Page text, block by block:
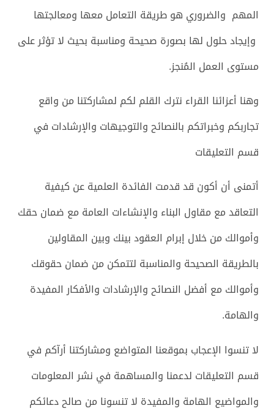
المهم والضروري هو طريقة التعامل معها ومعالجتها
وإيجاد حلول لها بصورة صحيحة ومناسبة بحيث لا تؤثر على
مستوى العمل المُنجز.
وهنا أعزائنا القراء نترك القلم لكم لمشاركتنا من واقع
تجاربكم وخبراتكم بالنصائح والتوجيهات والإرشادات في
قسم التعليقات
أتمنى أن أكون قد قدمت الفائدة العلمية عن كيفية
التعاقد مع مقاول البناء والإنشاءات العامة مع ضمان حقك
وأموالك من خلال إبرام العقود بينك وبين المقاولين
بالطريقة الصحيحة والمناسبة لتتمكن من ضمان حقوقك
وأموالك مع أفضل النصائح والإرشادات والأفكار المفيدة
والهامة.
لا تنسوا الإعجاب بموقعنا المتواضع ومشاركتنا أرآكم في
قسم التعليقات لدعمنا والمساهمة في نشر المعلومات
والمواضيع الهامة والمفيدة لا تنسونا من صالح دعائكم